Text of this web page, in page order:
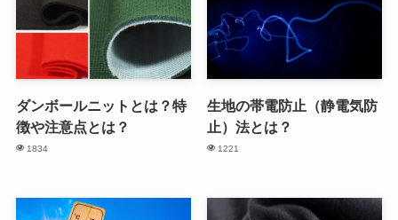
ダンボールニットとは？特
徴や注意点とは？
1834
生地の帯電防止（静電気防
止）法とは？
1221